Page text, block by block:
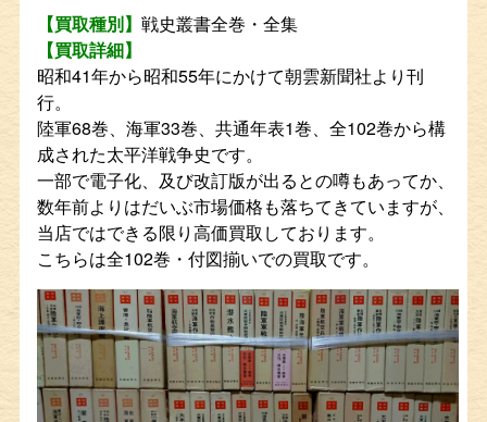
【買取種別】 戦史叢書全巻・全集
【買取詳細】
昭和41年から昭和55年にかけて朝雲新聞社より刊
行。
陸軍68巻、海軍33巻、共通年表1巻、全102巻から構
成された太平洋戦争史です。
一部で電子化、及び改訂版が出るとの噂もあってか、
数年前よりはだいぶ市場価格も落ちてきていますが、
当店ではできる限り高価買取しております。
こちらは全102巻・付図揃いでの買取です。